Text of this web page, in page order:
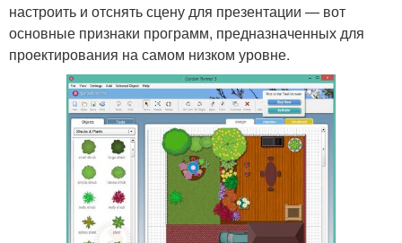
настроить и отснять сцену для презентации — вот
основные признаки программ, предназначенных для
проектирования на самом низком уровне.